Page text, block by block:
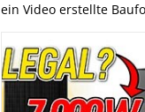
ein Video erstellte